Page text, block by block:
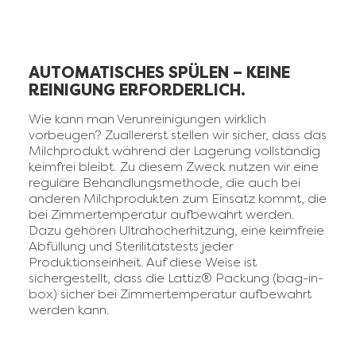
AUTOMATISCHES SPÜLEN – KEINE
REINIGUNG ERFORDERLICH.
Wie kann man Verunreinigungen wirklich
vorbeugen? Zuallererst stellen wir sicher, dass das
Milchprodukt während der Lagerung vollständig
keimfrei bleibt. Zu diesem Zweck nutzen wir eine
reguläre Behandlungsmethode, die auch bei
anderen Milchprodukten zum Einsatz kommt, die
bei Zimmertemperatur aufbewahrt werden.
Dazu gehören Ultrahocherhitzung, eine keimfreie
Abfüllung und Sterilitätstests jeder
Produktionseinheit. Auf diese Weise ist
sichergestellt, dass die Lattiz® Packung (bag-in-
box) sicher bei Zimmertemperatur aufbewahrt
werden kann.